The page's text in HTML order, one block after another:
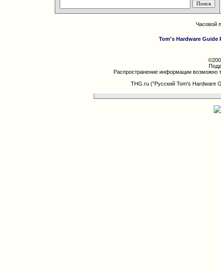
Часовой
Tom's Hardware Guide
Распространение информации возможно
THG.ru ("Русский Tom's Hardware